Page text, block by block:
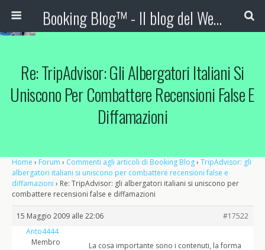
Booking Blog™ - Il blog del Web Marketing Turistico
Re: TripAdvisor: Gli Albergatori Italiani Si
Uniscono Per Combattere Recensioni False E
Diffamazioni
Home › Forum › Commenti agli articoli di Booking Blog› TripAdvisor: gli
albergatori italiani si uniscono per combattere recensioni false e
diffamazioni › Re: TripAdvisor: gli albergatori italiani si uniscono per
combattere recensioni false e diffamazioni
15 Maggio 2009 alle 22:06
#17522
Anto4444
Membro
La cosa importante sono i contenuti, la forma